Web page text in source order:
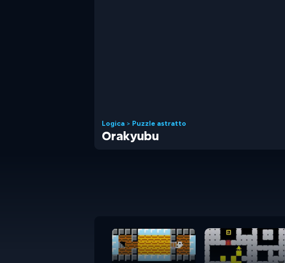
Logica > Puzzle astratto
Orakyubu